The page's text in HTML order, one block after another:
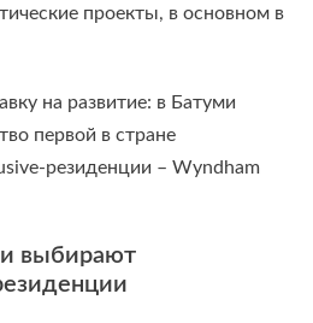
проекты, в основном в
на развитие: в Батуми
первой в стране
резиденции – Wyndham
выбирают